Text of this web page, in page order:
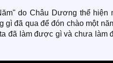
do Châu Dương thể
gì đã qua để đón chào một
đã làm được gì và chưa